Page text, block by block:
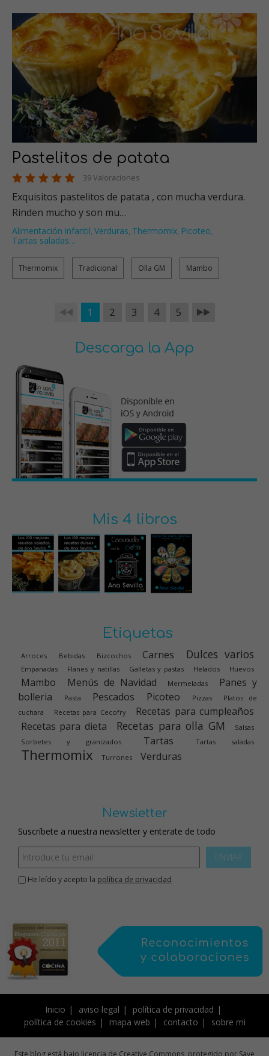
Pastelitos de patata
39 Valoraciones
Exquisitos pastelitos de patata , con mucha verdura.
Rinden mucho y son mu…
Alimentación infantil, Verduras, Thermomix, Picoteo,
Tartas saladas…
Thermomix Tradicional Olla GM Mambo
1 2 3 4 5
Descarga la App
Mis 4 libros
Etiquetas
Arroces Bebidas Bizcochos Carnes Dulces varios
Empanadas Flanes y natillas Galletas y pastas Helados Huevos
Mambo Menús de Navidad Mermeladas
Panes y
bolleria
Pasta Pescados Picoteo Pizzas
Platos de
cuchara
Recetas para Cecofry
Recetas para cumpleaños
Recetas para dieta
Recetas para olla GM
Salsas
Sorbetes y granizados
Tartas Tartas saladas
Thermomix Turrones Verduras
Newsletter
Suscríbete a nuestra newsletter y enterate de todo
ENVIAR
He leído y acepto la política de privacidad
Inicio aviso legal
política de privacidad
política de cookies
mapa web contacto sobre mi
Este blog está bajo licencia de Creative Commons, protegido por Save